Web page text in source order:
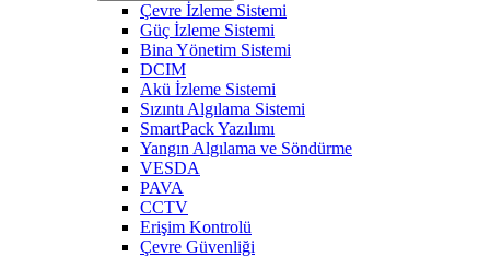
Çevre İzleme Sistemi
Güç İzleme Sistemi
Bina Yönetim Sistemi
DCIM
Akü İzleme Sistemi
Sızıntı Algılama Sistemi
SmartPack Yazılımı
Yangın Algılama ve Söndürme
VESDA
PAVA
CCTV
Erişim Kontrolü
Çevre Güvenliği